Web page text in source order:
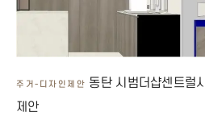
주거-디자인제안 동탄 시범더샵센트럴
제안